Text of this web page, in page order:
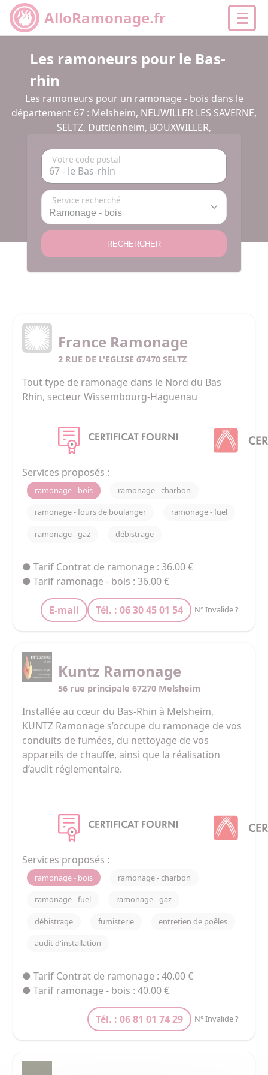
AlloRamonage.fr
Les ramoneurs pour le Bas-
rhin
Les ramoneurs pour un ramonage - bois dans le
département 67 : Melsheim, NEUWILLER LES SAVERNE,
SELTZ, Duttlenheim, BOUXWILLER,
Votre code postal
Service recherché
RECHERCHER
France Ramonage
2 RUE DE L'EGLISE 67470 SELTZ
Tout type de ramonage dans le Nord du Bas
Rhin, secteur Wissembourg-Haguenau
Services proposés :
ramonage - bois ramonage - charbon
ramonage - fours de boulanger ramonage - fuel
ramonage - gaz débistrage
● Tarif Contrat de ramonage : 36.00 €
● Tarif ramonage - bois : 36.00 €
E-mail Tél. : 06 30 45 01 54 N° Invalide ?
Kuntz Ramonage
56 rue principale 67270 Melsheim
Installée au cœur du Bas-Rhin à Melsheim,
KUNTZ Ramonage s’occupe du ramonage de vos
conduits de fumées, du nettoyage de vos
appareils de chauffe, ainsi que la réalisation
d’audit réglementaire.
l’entreprise intervient dans un rayon de 35
minutes et rayonne de Sarrebourg à Strasbourg
ainsi que de Wasselonne à Haguenau.
Formé auprès de maîtres ramoneurs et diplômé
du COSTIC (Comité Scientifique et Technique des
Industries Climatiques), Cyril KUNTZ est à votre
Services proposés :
ramonage - bois ramonage - charbon
ramonage - fuel ramonage - gaz
débistrage fumisterie entretien de poêles
audit d'installation
● Tarif Contrat de ramonage : 40.00 €
● Tarif ramonage - bois : 40.00 €
Tél. : 06 81 01 74 29 N° Invalide ?